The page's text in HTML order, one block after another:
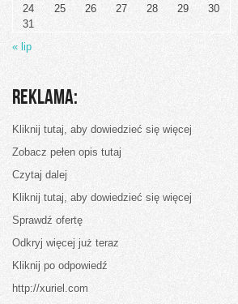
24
25 26 27 28 29
30
31
« lip
Reklama:
Kliknij tutaj, aby dowiedzieć się więcej
Zobacz pełen opis tutaj
Czytaj dalej
Kliknij tutaj, aby dowiedzieć się więcej
Sprawdź ofertę
Odkryj więcej już teraz
Kliknij po odpowiedź
http://xuriel.com